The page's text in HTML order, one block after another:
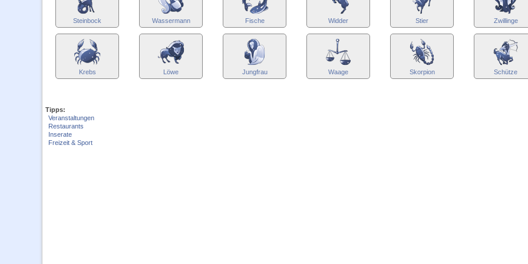
Steinbock Wassermann Fische Widder Stier Zwillinge
Krebs Löwe Jungfrau Waage Skorpion Schütze
Tipps:
Veranstaltungen
Restaurants
Inserate
Freizeit & Sport